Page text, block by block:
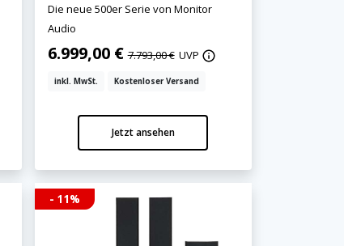
Die neue 500er Serie von Monitor
Audio
6.999,00 €7.793,00 € UVP
inkl. MwSt. Kostenloser Versand
Jetzt ansehen
- 11%